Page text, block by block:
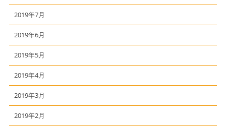
2019年7月
2019年6月
2019年5月
2019年4月
2019年3月
2019年2月